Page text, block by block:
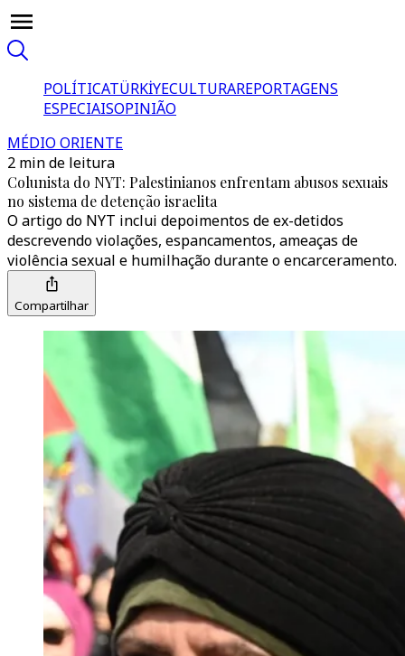
POLÍTICATÜRKİYECULTURAREPORTAGENS
ESPECIAISOPINIÃO
MÉDIO ORIENTE
2 min de leitura
Colunista do NYT: Palestinianos enfrentam abusos sexuais
no sistema de detenção israelita
O artigo do NYT inclui depoimentos de ex-detidos
descrevendo violações, espancamentos, ameaças de
violência sexual e humilhação durante o encarceramento.
Compartilhar